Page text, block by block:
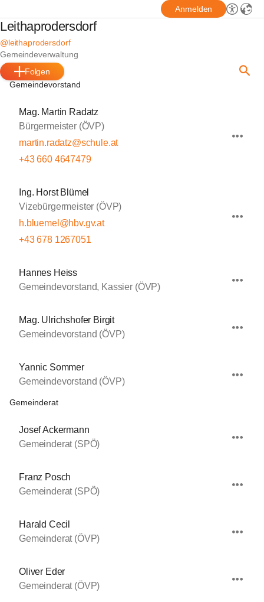
Anmelden
Leithaprodersdorf
@leithaprodersdorf
Gemeindeverwaltung
Folgen
Gemeindevorstand
Mag. Martin Radatz
Bürgermeister (ÖVP)
martin.radatz@schule.at
+43 660 4647479
Ing. Horst Blümel
Vizebürgermeister (ÖVP)
h.bluemel@hbv.gv.at
+43 678 1267051
Hannes Heiss
Gemeindevorstand, Kassier (ÖVP)
Mag. Ulrichshofer Birgit
Gemeindevorstand (ÖVP)
Yannic Sommer
Gemeindevorstand (ÖVP)
Gemeinderat
Josef Ackermann
Gemeinderat (SPÖ)
Franz Posch
Gemeinderat (SPÖ)
Harald Cecil
Gemeinderat (ÖVP)
Oliver Eder
Gemeinderat (ÖVP)